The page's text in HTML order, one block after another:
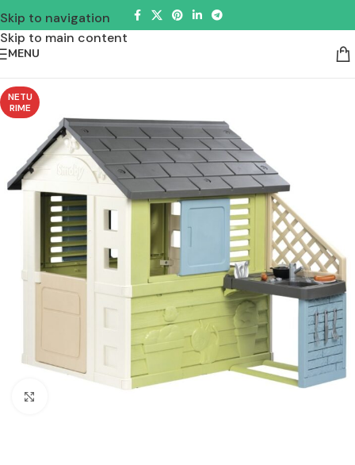
Skip to navigation
Skip to main content
MENU
NETU
RIME